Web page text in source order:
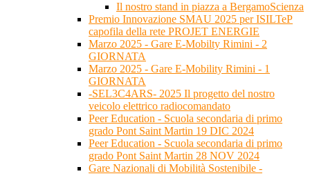
Il nostro stand in piazza a BergamoScienza
Premio Innovazione SMAU 2025 per ISILTeP
capofila della rete PROJET ENERGIE
Marzo 2025 - Gare E-Mobilty Rimini - 2
GIORNATA
Marzo 2025 - Gare E-Mobility Rimini - 1
GIORNATA
-SEL3C4ARS- 2025 Il progetto del nostro
veicolo elettrico radiocomandato
Peer Education - Scuola secondaria di primo
grado Pont Saint Martin 19 DIC 2024
Peer Education - Scuola secondaria di primo
grado Pont Saint Martin 28 NOV 2024
Gare Nazionali di Mobilità Sostenibile -